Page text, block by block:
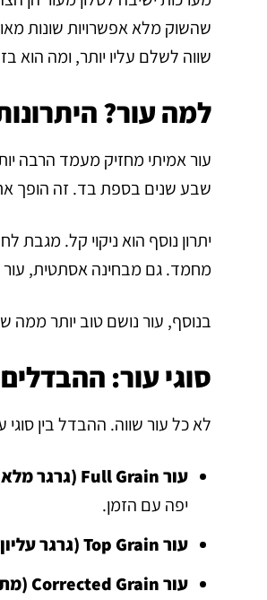
שהשוק מלא אפשרויות שונות
שווה לשלם עליו יותר, ומה הוא
למה עור?
שבע שנים בספת בד. זה הופך
יתרון נוסף הוא ניקוי קל.
מחמד. גם מבחינה אסתטית,
בנוסף, עור נושם טוב יותר ממה
סוגי עור:
לא כל עור שווה. ההבדל בין
עור Full Grain (גרגר מלא):
יפה עם הזמן.
עור Top Grain (גרגר עליון):
עור Corrected Grain (מתוקן):